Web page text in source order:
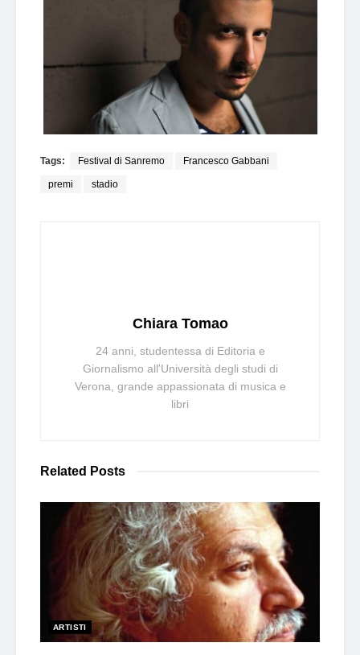
Tags: Festival di Sanremo Francesco Gabbani
premi stadio
Chiara Tomao
24 anni, studentessa di Editoria e
Giornalismo all'Università degli studi di
Verona, grande appassionata di musica e
libri
Related Posts
ARTISTI